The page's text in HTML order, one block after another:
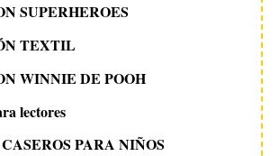
SUPERHEROES
TEXTIL
WINNIE DE POOH
lectores
PARA NIÑOS